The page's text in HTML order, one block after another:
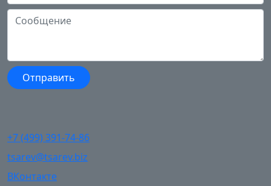
+7 (499) 391-74-86
tsarev@tsarev.biz
ВКонтакте